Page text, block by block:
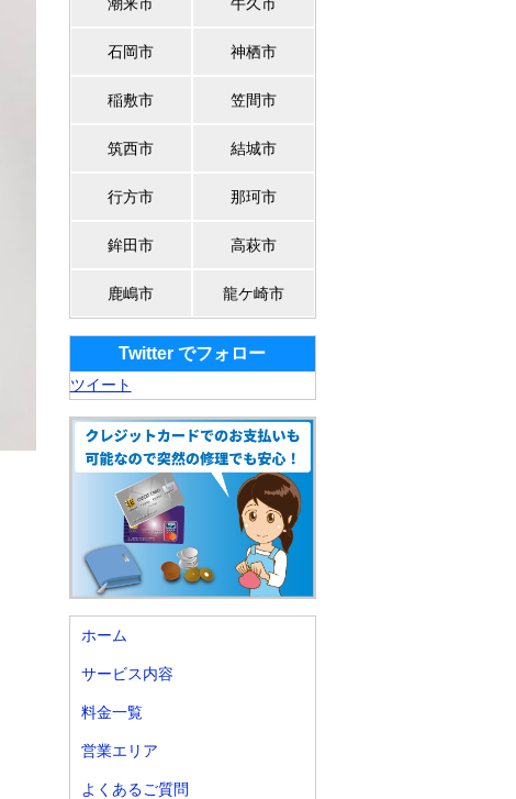
潮来市 牛久市
石岡市 神栖市
稲敷市 笠間市
筑西市 結城市
行方市 那珂市
鉾田市 高萩市
鹿嶋市 龍ケ崎市
Twitter でフォロー
ツイート
ホーム
サービス内容
料金一覧
営業エリア
よくあるご質問